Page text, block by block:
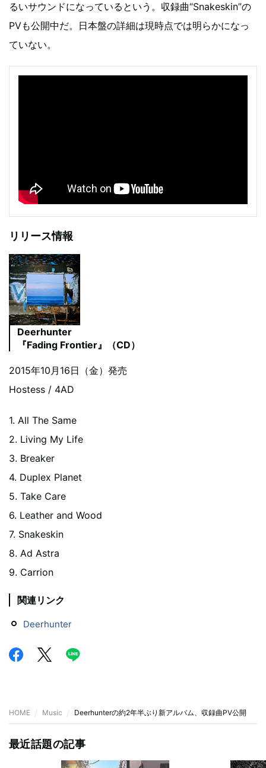
るいサウンドになっているという。収録曲“Snakeskin”の
PVも公開中だ。日本盤の詳細は現時点では明らかになっ
ていない。
リリース情報
Deerhunter
『Fading Frontier』（CD）
2015年10月16日（金）発売
Hostess / 4AD
1. All The Same
2. Living My Life
3. Breaker
4. Duplex Planet
5. Take Care
6. Leather and Wood
7. Snakeskin
8. Ad Astra
9. Carrion
関連リンク
Deerhunter
HOME Music Deerhunterの約2年半ぶり新アルバム、収録曲PV公開
最近話題の記事